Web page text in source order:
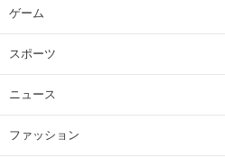
ゲーム
スポーツ
ニュース
ファッション